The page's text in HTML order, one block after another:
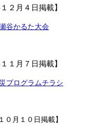
２月４日掲載】
谷かるた大会
１月７日掲載】
プログラムチラシ
０月１０日掲載】